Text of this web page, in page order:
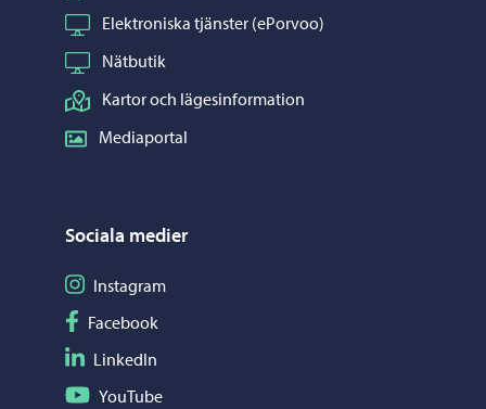
Elektroniska tjänster (ePorvoo)
Nätbutik
Kartor och lägesinformation
Mediaportal
Sociala medier
Följ på Instagram
Instagram
Följ på Facebook
Facebook
Följ på LinkedIn
LinkedIn
Följ på YouTube
YouTube